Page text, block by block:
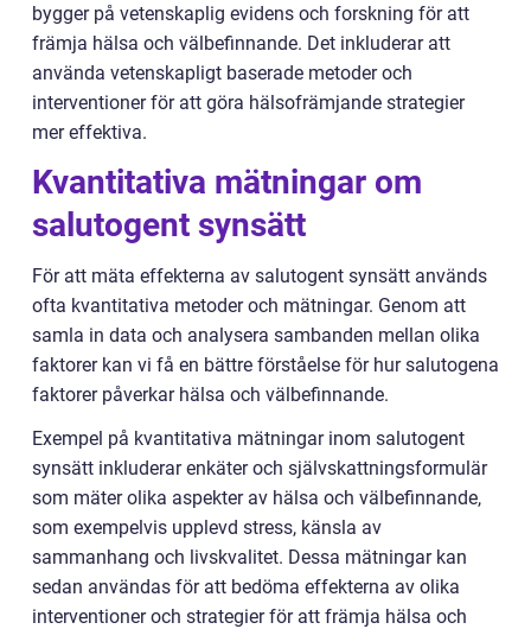
bygger på vetenskaplig evidens och forskning för att
främja hälsa och välbefinnande. Det inkluderar att
använda vetenskapligt baserade metoder och
interventioner för att göra hälsofrämjande strategier
mer effektiva.
Kvantitativa mätningar om
salutogent synsätt
För att mäta effekterna av salutogent synsätt används
ofta kvantitativa metoder och mätningar. Genom att
samla in data och analysera sambanden mellan olika
faktorer kan vi få en bättre förståelse för hur salutogena
faktorer påverkar hälsa och välbefinnande.
Exempel på kvantitativa mätningar inom salutogent
synsätt inkluderar enkäter och självskattningsformulär
som mäter olika aspekter av hälsa och välbefinnande,
som exempelvis upplevd stress, känsla av
sammanhang och livskvalitet. Dessa mätningar kan
sedan användas för att bedöma effekterna av olika
interventioner och strategier för att främja hälsa och